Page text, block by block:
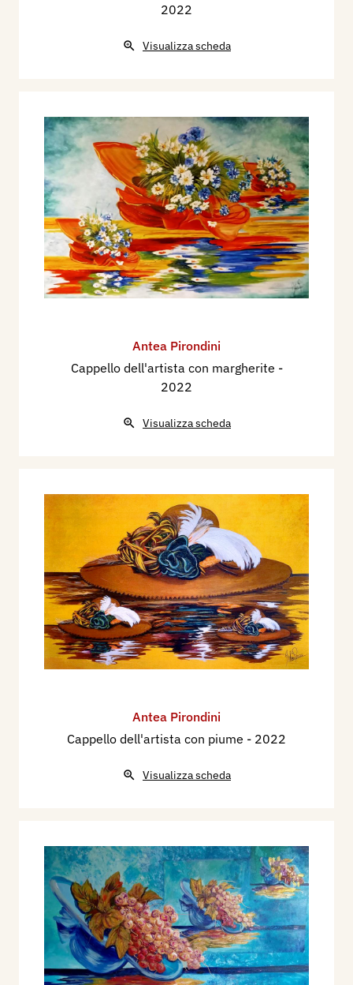
2022
Visualizza scheda
Antea Pirondini
Cappello dell'artista con margherite -
2022
Visualizza scheda
Antea Pirondini
Cappello dell'artista con piume - 2022
Visualizza scheda